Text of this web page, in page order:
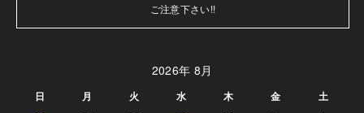
ご注意下さい!!
2026年 8月
日 月 火 水 木 金 土